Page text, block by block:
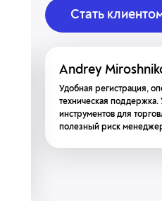
Стать
Andrey
Удобная регистрация,
техническая
инструментов для
полезный риск